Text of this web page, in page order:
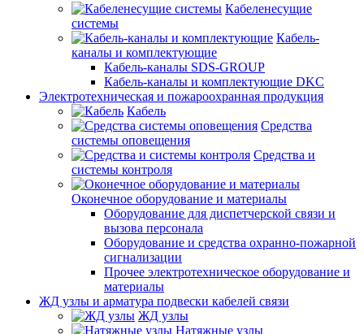
Кабеленесущие
системы
Кабель-
каналы и комплектующие
Кабель-каналы SDS-GROUP
Кабель-каналы и комплектующие DKC
Электротехническая и пожароохранная продукция
Кабель
Средства
системы оповещения
Средства и
системы контроля
Оконечное оборудование и материалы
Оборудование для диспетчерской связи и
вызова персонала
Оборудование и средства охранно-пожарной
сигнализации
Прочее электротехническое оборудование и
материалы
ЖД узлы и арматура подвески кабелей связи
ЖД узлы
Натяжные узлы